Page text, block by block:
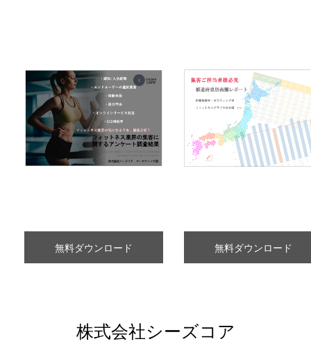
無料ダウンロード 無料ダウンロード
株式会社シーズコア